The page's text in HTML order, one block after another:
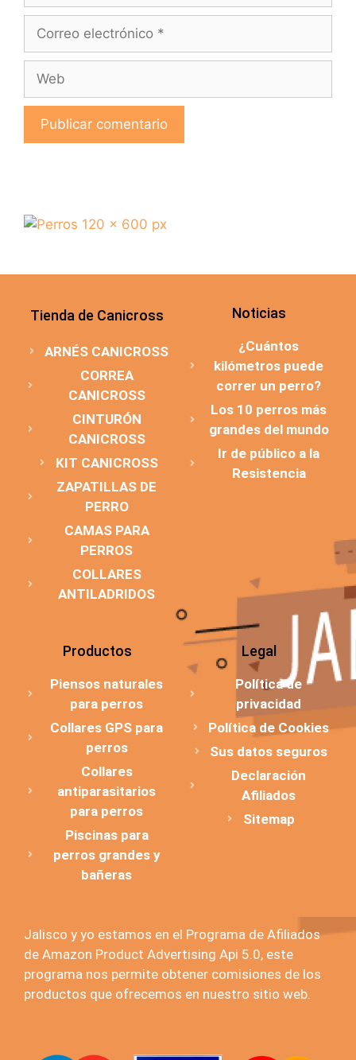
Tienda de Canicross
ARNÉS CANICROSS
CORREA
CANICROSS
CINTURÓN
CANICROSS
KIT CANICROSS
ZAPATILLAS DE
PERRO
CAMAS PARA
PERROS
COLLARES
ANTILADRIDOS
Noticias
¿Cuántos
kilómetros puede
correr un perro?
Los 10 perros más
grandes del mundo
Ir de público a la
Resistencia
Productos
Piensos naturales
para perros
Collares GPS para
perros
Collares
antiparasitarios
para perros
Piscinas para
perros grandes y
bañeras
Legal
Política de
privacidad
Política de Cookies
Sus datos seguros
Declaración
Afiliados
Sitemap
Jalisco y yo estamos en el Programa de Afiliados
de Amazon Product Advertising Api 5.0, este
programa nos permite obtener comisiones de los
productos que ofrecemos en nuestro sitio web.